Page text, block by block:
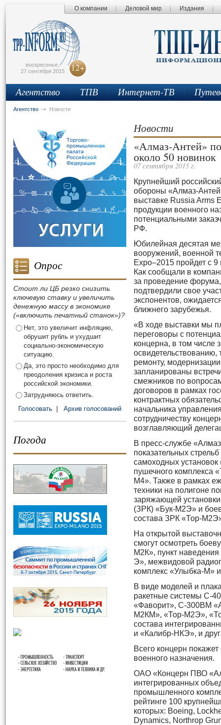
О компании Деловой мир Издания
воскресенье,
27 сентября 2015
12+
Агентство ТПВ Интернет-ТВ
Агентство Новости
Опрос
Стоит ли ЦБ резко снизить
ключевую ставку и увеличить
денежную массу в экономике
(«включить печатный станок»)?
Нет, это увеличит инфляцию,
обрушит рубль и ухудшит
социально-экономическую
ситуацию.
Да, это просто необходимо для
преодоления кризиса и роста
российской экономики.
Затрудняюсь ответить.
Голосовать
Архив голосований
Погода
Новости
«Алмаз-Антей»
около 50 новинок
07 сентября 2015 г.
Крупнейший
обороны «Алмаз-
выставке Russia Arms
продукции военного
потенциальными
РФ.
Юбилейная десятая
вооружений, военной
Expo–2015 пройдет с
Как сообщали в
за проведение
подтвердили свое
экспонентов,
ближнего зарубежья.
«В ходе выставки мы
переговоры с
концерна, в том числе
ремонту,
запланированы
смежников по
договоров в рамках
контрактных
начальника
сотрудничеству
возглавляющий
В пресс-службе
показательных
самоходных установок
пушечного комплекса
М4». Также в рамках
техники на полигоне
заряжающей установки
(ЗРК) «Бук-М2Э» и
состава ЗРК «Тор-
На открытой
смогут осмотреть
М2К», пункт
Э», межвидовой
комплекс «Улыбка-М»
В виде моделей и
ракетные системы С-
«Фаворит», С-300ВМ
М2КМ», «Тор-М2Э»,
состава
и «Калибр-НКЭ», и
Всего концерн
военного назначения.
ОАО «Концерн ПВО
интегрированных
промышленного
рейтинге 100
которых: Boeing,
Dynamics, Northrop